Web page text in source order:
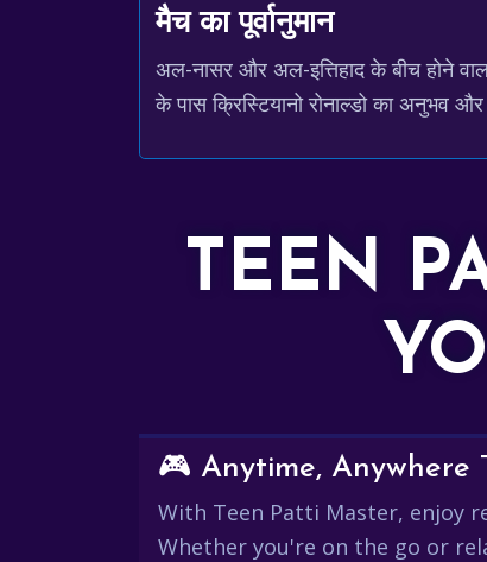
मैच का पूर्वानुमान
अल-नासर और अल-इत्तिहाद के बीच होने
के पास क्रिस्टियानो रोनाल्डो का अनुभव
TEEN
🎮 Anytime, Anywhere
With Teen Patti Master, enjoy
Whether you're on the go or